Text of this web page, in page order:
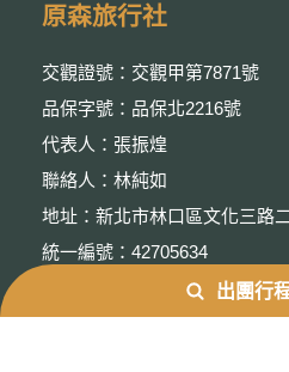
原森旅行社
交觀證號：交觀甲第7871號
品保字號：品保北2216號
代表人：張振煌
聯絡人：林純如
地址：新北市林口區文化三路
統一編號：42705634
出團行